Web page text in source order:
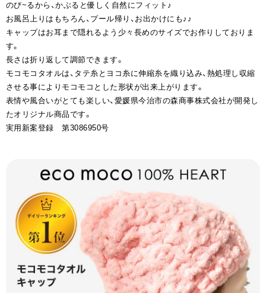
のび~るから、かぶると優しく自然にフィット♪
お風呂上りはもちろん、プール帰り、お出かけにも♪♪
キャップはお耳まで隠れるよう少々長めのサイズでお作りしておりま
す。
長さは折り返して調節できます。
モコモコタオルは、タテ糸とヨコ糸に伸縮糸を織り込み、熱処理し収縮
させる事によりモコモコとした形状が出来上がります。
表情や風合いがとても楽しい、愛媛県今治市の森商事株式会社が開発し
たオリジナル商品です。
実用新案登録 第3086950号